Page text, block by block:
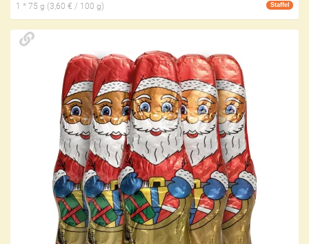
1 * 75 g (3,60 € / 100 g) Staffel